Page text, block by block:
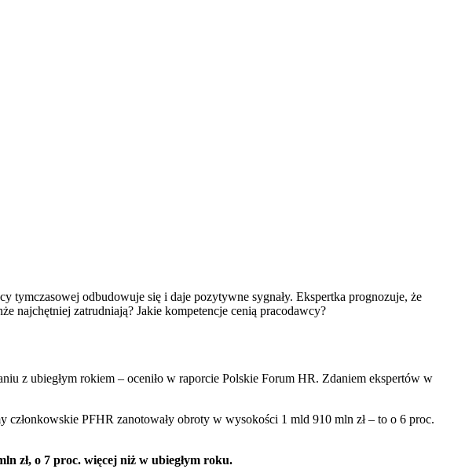
odbudowuje się i daje pozytywne sygnały. Ekspertka prognozuje, że
najchętniej zatrudniają? Jakie kompetencje cenią pracodawcy?
z ubiegłym rokiem – oceniło w raporcie Polskie Forum HR. Zdaniem ekspertów w
PFHR zanotowały obroty w wysokości 1 mld 910 mln zł – to o 6 proc.
zł, o 7 proc. więcej niż w ubiegłym roku.